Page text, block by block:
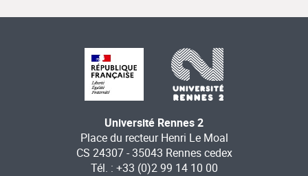
Université Rennes 2
Place du recteur Henri Le Moal
CS 24307 - 35043 Rennes cedex
Tél. : +33 (0)2 99 14 10 00